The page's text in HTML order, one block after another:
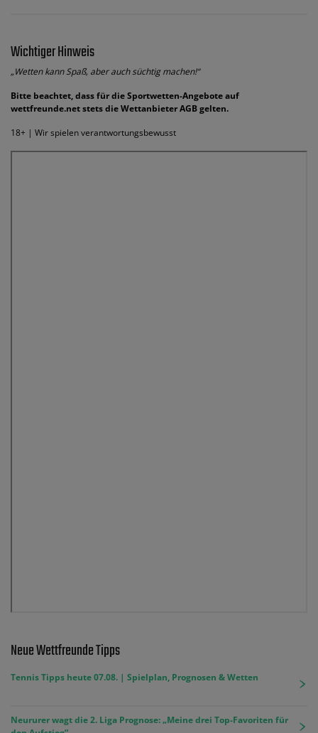
Wichtiger Hinweis
„Wetten kann Spaß, aber auch süchtig machen!“
Bitte beachtet, dass für die Sportwetten-Angebote auf
wettfreunde.net stets die Wettanbieter AGB gelten.
18+ | Wir spielen verantwortungsbewusst
Neue Wettfreunde Tipps
Tennis Tipps heute 07.08. | Spielplan, Prognosen & Wetten
Neururer wagt die 2. Liga Prognose: „Meine drei Top-Favoriten für